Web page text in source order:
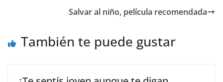
o
A
p
a Li
k
Salvar al niño, película recomendada
También te puede gustar